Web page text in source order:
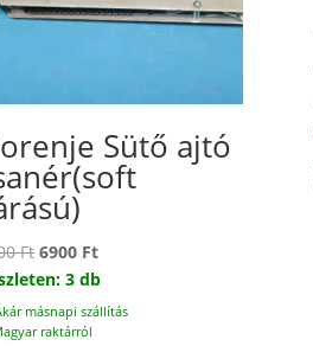
Sütő ajtó
Ft Original
price
was:
7900 Ft.
6900 FtCurrent
price
is:
3 db
másnapi szállítás
raktárról